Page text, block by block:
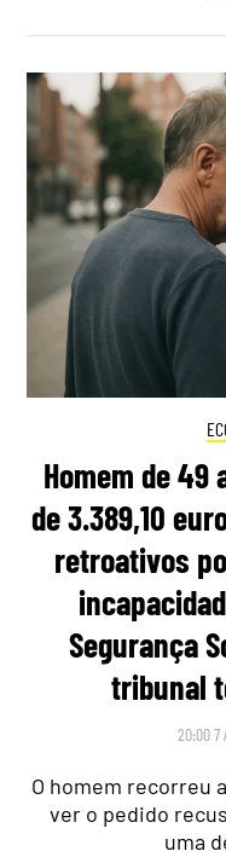
Homem de 49
de 3.389,10
retroativos
Segurança
tribunal
20:00 7
O homem recorreu
ver o pedido
uma